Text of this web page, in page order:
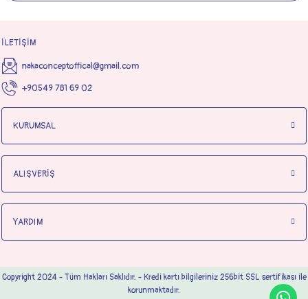
İLETİŞİM
nakaconceptoffical@gmail.com
+90549 781 69 02
KURUMSAL
ALIŞVERİŞ
YARDIM
Copyright 2024 - Tüm Hakları Saklıdır. - Kredi kartı bilgileriniz 256bit SSL sertifikası ile
korunmaktadır.